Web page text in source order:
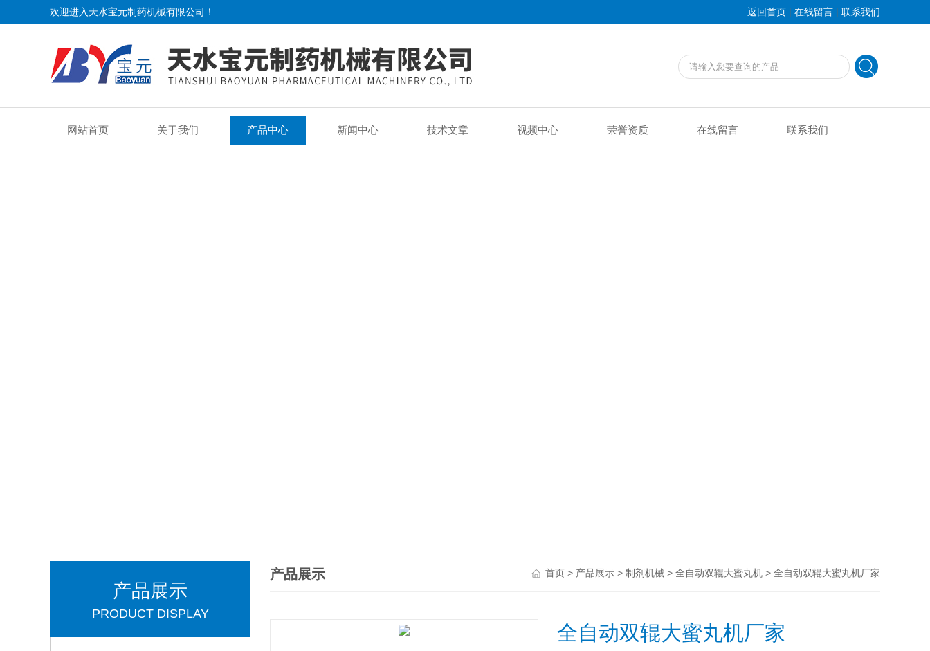
欢迎进入天水宝元制药机械有限公司！ 返回首页 | 在线留言 | 联系我们
网站首页 关于我们 产品中心 新闻中心 技术文章 视频中心 荣誉资质 在线留言 联系我们
产品展示
PRODUCT DISPLAY
产品展示 首页 > 产品展示 > 制剂机械 > 全自动双辊大蜜丸机 > 全自动双辊大蜜丸机厂家
全自动双辊大蜜丸机厂家